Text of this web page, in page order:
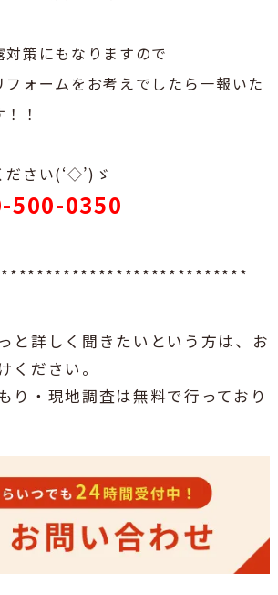
策にもなりますので
ォームをお考えでしたら一報いた
！
ださい(‘◇’)ゞ
500-0350
と詳しく聞きたいという方は、お
ください。
り・現地調査は無料で行っており